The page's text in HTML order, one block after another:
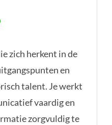
zich herkent in de
en
talent. Je werkt
vaardig en
zorgvuldig te